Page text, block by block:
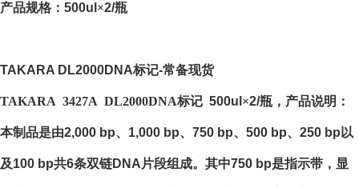
产品规格： 500ul ×2/瓶
TAKARA DL2000DNA标记-常备现货
TAKARA 3427A DL2000DNA标记 500ul ×2/瓶，产品说明：
本制品是由2,000 bp、 1,000 bp、 750 bp、 500 bp、 250 bp 以
及100 bp共6条双链DNA 片段组成。其中750 bp是指示带，显